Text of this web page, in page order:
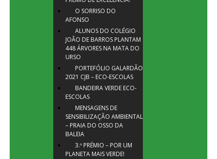
O SORRISO DO
AFONSO
ALUNOS DO COLÉGIO
JOÃO DE BARROS PLANTAM
448 ÁRVORES NA MATA DO
URSO
PORTEFÓLIO GALARDÃO
2021 CJB – ECO-ESCOLAS
BANDEIRA VERDE ECO-
ESCOLAS
MENSAGENS DE
SENSIBILIZAÇÃO AMBIENTAL
– PRAIA DO OSSO DA
BALEIA
3.º PRÉMIO – POR UM
PLANETA MAIS VERDE!